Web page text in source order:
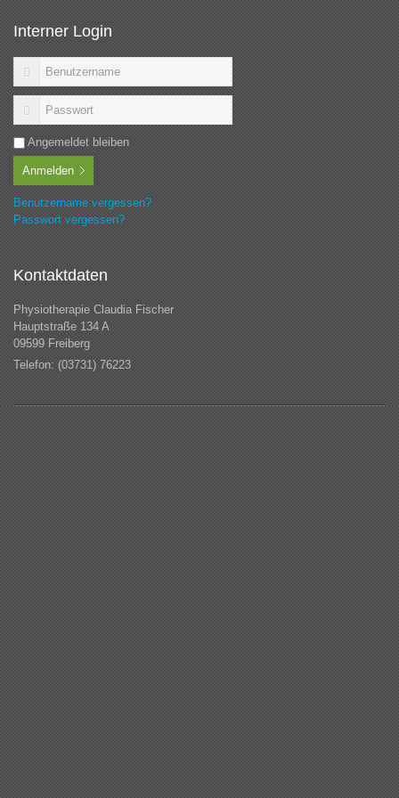
Interner Login
Angemeldet bleiben
Anmelden
Benutzername vergessen?
Passwort vergessen?
Kontaktdaten
Physiotherapie Claudia Fischer
Hauptstraße 134 A
09599 Freiberg
Telefon: (03731) 76223